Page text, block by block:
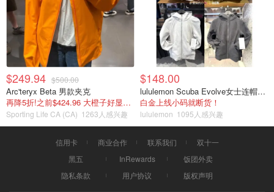
$249.94 $500.00
Arc'teryx Beta 男款夹克
再降5折!之前$424.96 大橙子好显白 蹲补
Sporting Life CA (CA) 1263人感兴趣
$148.00
lululemon Scuba Evolve女士连帽卫衣 全拉链
白金上线小码就断货！
lululemon 1095人感兴趣
信用卡 商业合作 联系我们
双十一
黑五
InRewards
饭团外卖
隐私条款
用户协议 版权声明